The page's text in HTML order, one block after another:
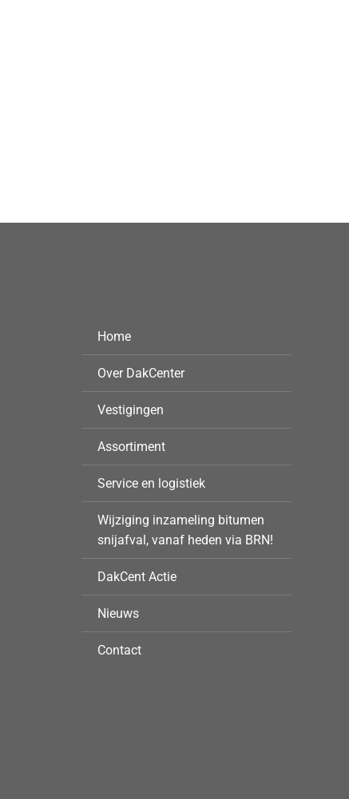
Home
Over DakCenter
Vestigingen
Assortiment
Service en logistiek
Wijziging inzameling bitumen
snijafval, vanaf heden via BRN!
DakCent Actie
Nieuws
Contact